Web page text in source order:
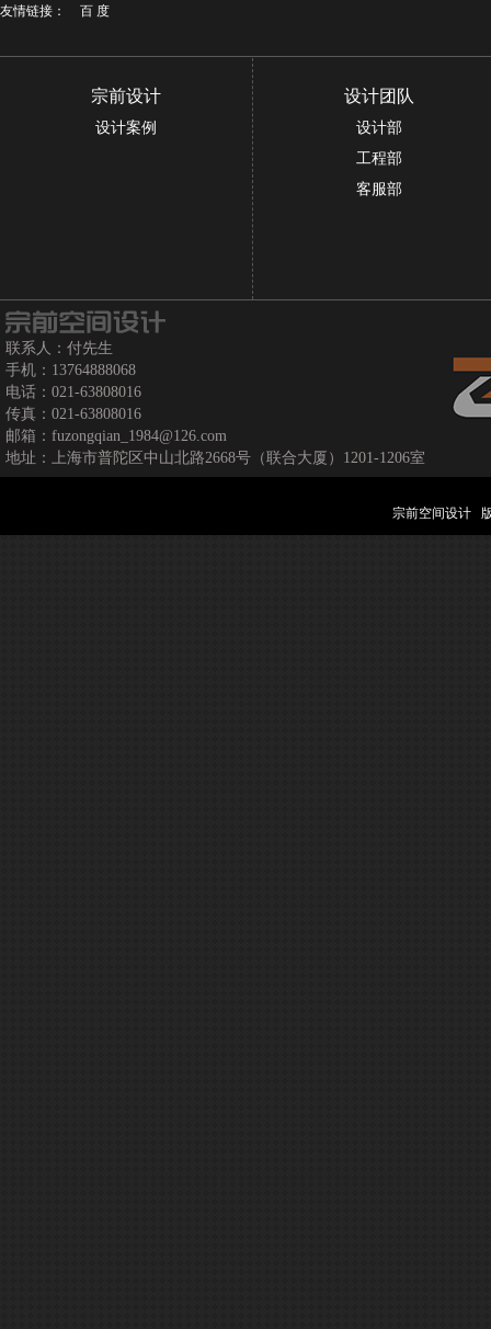
友情链接： 百 度
宗前设计
设计案例
设计团队
设计部
工程部
客服部
联系人：付先生
手机：13764888068
电话：021-63808016
传真：021-63808016
邮箱：fuzongqian_1984@126.com
地址：上海市普陀区中山北路2668号（联合大厦）1201-1206室
宗前空间设计